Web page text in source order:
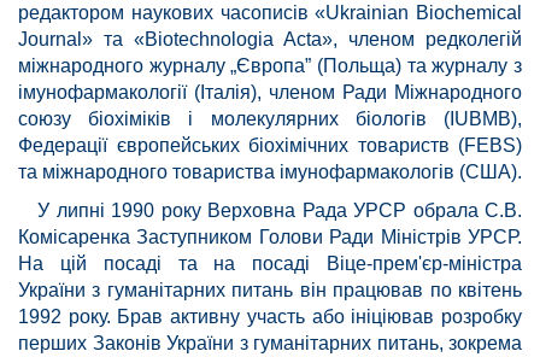
редактором наукових часописів «Ukrainian Biochemical
Journal» та «Biotechnologia Acta», членом редколегій
міжнародного журналу „Європа” (Польща) та журналу з
імунофармакології (Італія), членом Ради Міжнародного
союзу біохіміків і молекулярних біологів (IUBMB),
Федерації європейських біохімічних товариств (FEBS)
та міжнародного товариства імунофармакологів (США).
У липні 1990 року Верховна Рада УРСР обрала С.В.
Комісаренка Заступником Голови Ради Міністрів УРСР.
На цій посаді та на посаді Віце-прем'єр-міністра
України з гуманітарних питань він працював по квітень
1992 року. Брав активну участь або ініціював розробку
перших Законів України з гуманітарних питань, зокрема